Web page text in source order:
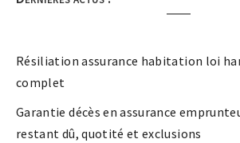
Résiliation assurance habitation loi
complet
Garantie décès en assurance
restant dû, quotité et exclusions